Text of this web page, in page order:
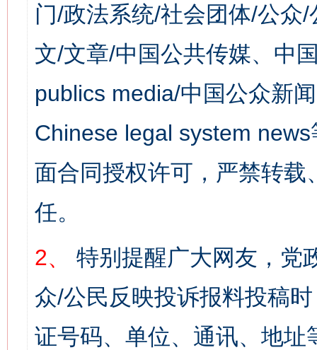
门/政法系统/社会团体/公众
文/文章/中国公共传媒、中
publics media/中国公众新
Chinese legal system
面合同授权许可，严禁转
任。
2、
特别提醒广大网友，党
众/公民反映投诉报料投稿
证号码、单位、通讯、地